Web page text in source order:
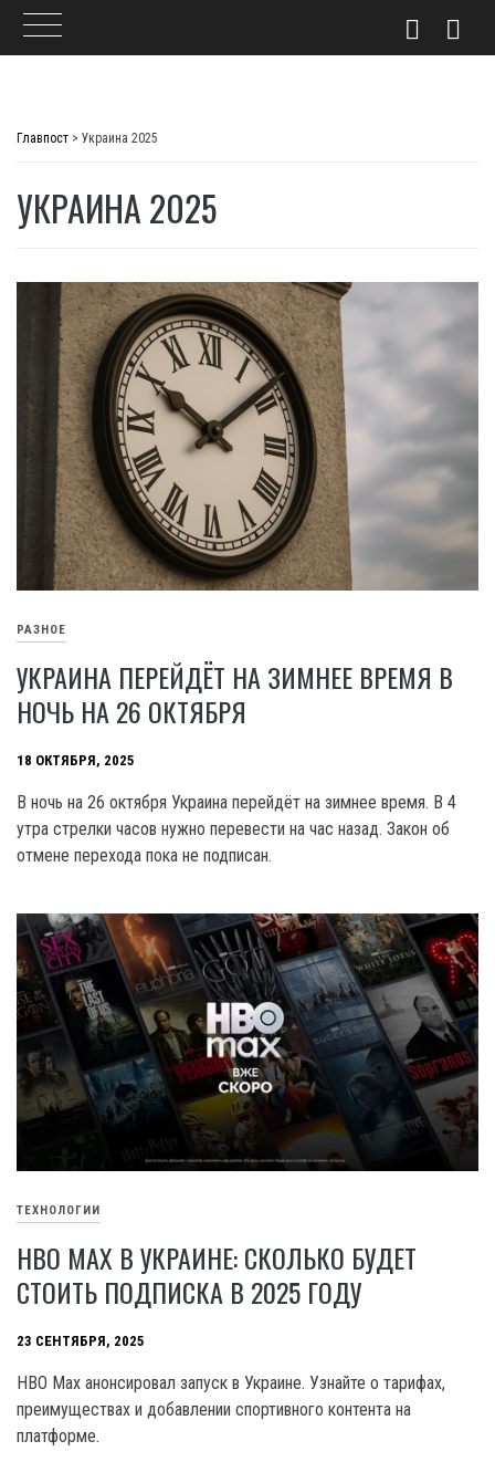
Главпост > Украина 2025
УКРАИНА 2025
РАЗНОЕ
УКРАИНА ПЕРЕЙДЁТ НА ЗИМНЕЕ ВРЕМЯ В
НОЧЬ НА 26 ОКТЯБРЯ
18 ОКТЯБРЯ, 2025
В ночь на 26 октября Украина перейдёт на зимнее время. В 4
утра стрелки часов нужно перевести на час назад. Закон об
отмене перехода пока не подписан.
ТЕХНОЛОГИИ
HBO MAX В УКРАИНЕ: СКОЛЬКО БУДЕТ
СТОИТЬ ПОДПИСКА В 2025 ГОДУ
23 СЕНТЯБРЯ, 2025
HBO Max анонсировал запуск в Украине. Узнайте о тарифах,
преимуществах и добавлении спортивного контента на
платформе.